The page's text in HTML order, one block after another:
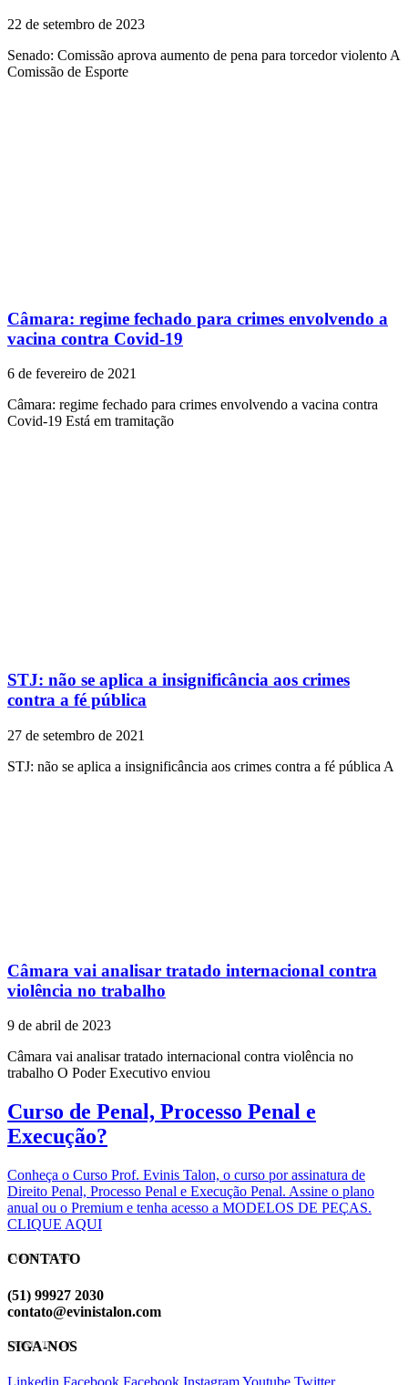
22 de setembro de 2023
Senado: Comissão aprova aumento de pena para torcedor violento A
Comissão de Esporte
Câmara: regime fechado para crimes envolvendo a
vacina contra Covid-19
6 de fevereiro de 2021
Câmara: regime fechado para crimes envolvendo a vacina contra
Covid-19 Está em tramitação
STJ: não se aplica a insignificância aos crimes
contra a fé pública
27 de setembro de 2021
STJ: não se aplica a insignificância aos crimes contra a fé pública A
Câmara vai analisar tratado internacional contra
violência no trabalho
9 de abril de 2023
Câmara vai analisar tratado internacional contra violência no
trabalho O Poder Executivo enviou
Curso de Penal, Processo Penal e
Execução?
Conheça o Curso Prof. Evinis Talon, o curso por assinatura de
Direito Penal, Processo Penal e Execução Penal. Assine o plano
anual ou o Premium e tenha acesso a MODELOS DE PEÇAS.
CLIQUE AQUI
EVINIS TALON
CONTATO
(51) 99927 2030
contato@evinistalon.com
EVINIS TALON
SIGA-NOS